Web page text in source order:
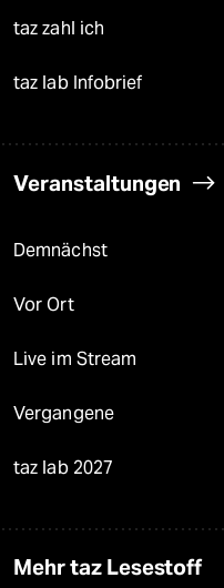
taz zahl ich
taz lab Infobrief
Veranstaltungen
Demnächst
Vor Ort
Live im Stream
Vergangene
taz lab 2027
Mehr taz Lesestoff